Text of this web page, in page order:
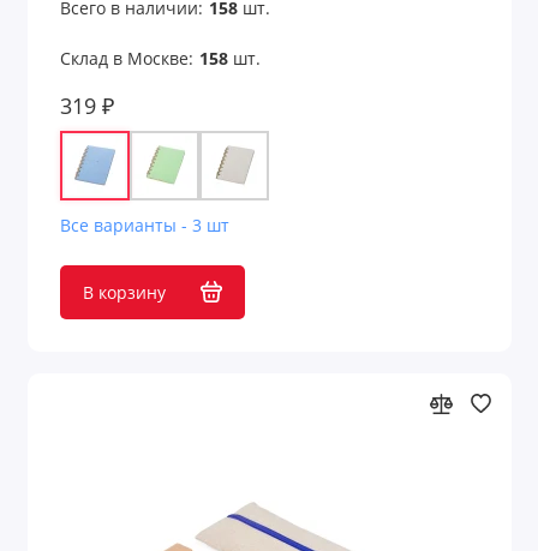
Всего в наличии: 158шт.
Склад в Москве: 158шт.
319 ₽
Все варианты - 3 шт
В корзину